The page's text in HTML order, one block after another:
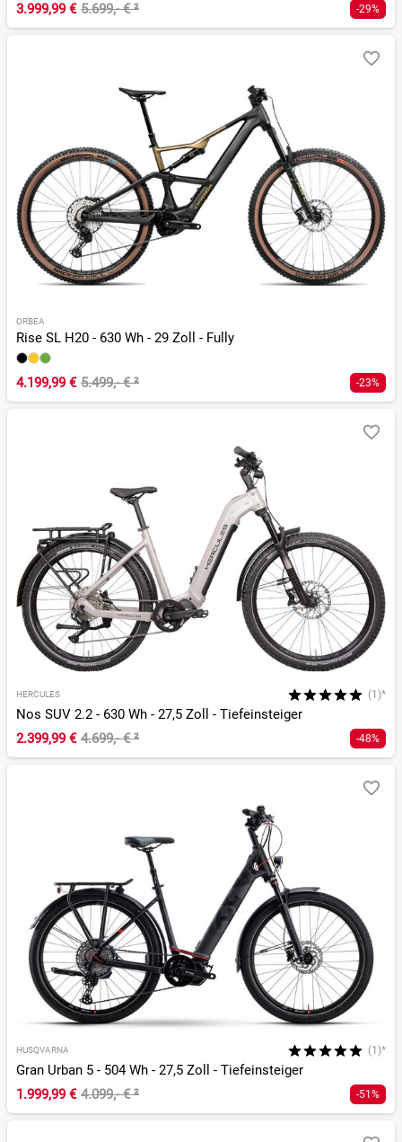
3.999,99 € 5.699,- €² -29%
ORBEA
Rise SL H20 - 630 Wh - 29 Zoll - Fully
4.199,99 € 5.499,- €² -23%
HERCULES (1)*
Nos SUV 2.2 - 630 Wh - 27,5 Zoll - Tiefeinsteiger
2.399,99 € 4.699,- €² -48%
HUSQVARNA (1)*
Gran Urban 5 - 504 Wh - 27,5 Zoll - Tiefeinsteiger
1.999,99 € 4.099,- €² -51%